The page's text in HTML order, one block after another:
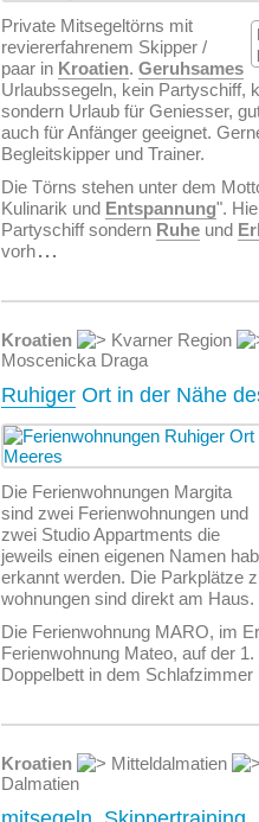
Private Mitsegeltörns mit
reviererfahrenem Skipper /
paar in Kroatien. Geruhsames
Urlaubssegeln, kein Partyschiff,
sondern Urlaub für Geniesser,
auch für Anfänger geeignet.
Begleitskipper und Trainer.
Die Törns stehen unter dem
Kulinarik und Entspannung".
Partyschiff sondern Ruhe und
vorh...
Kroatien
Kvarner Region
Moscenicka Draga
Ruhiger Ort in der Nähe
Die Ferien­wohnungen Margita
sind zwei Ferien­wohnungen und
zwei Studio Appartments die
jeweils einen eigenen Namen
erkannt werden. Die Parkplätze
wohnungen sind direkt am Haus.
Die Ferien­wohnung MARO, im
Ferien­wohnung Mateo, auf der
Doppelbett in dem
Kroatien
Mitteldalmatien
Dalmatien